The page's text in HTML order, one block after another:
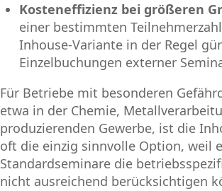
Kosteneffizienz bei größeren
einer bestimmten
Inhouse-Variante in der Regel
Einzelbuchungen externer
Für Betriebe mit besonderen
etwa in der Chemie,
produzierenden Gewerbe, ist die
oft die einzig sinnvolle Option, weil
Standardseminare die
nicht ausreichend berücksichtigen